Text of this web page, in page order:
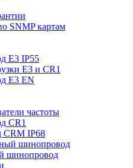
SNMP картам
E3 IP55
Е3 и CR1
E3 EN
частоты
CR1
CRM IP68
шинопровод
шинопровод